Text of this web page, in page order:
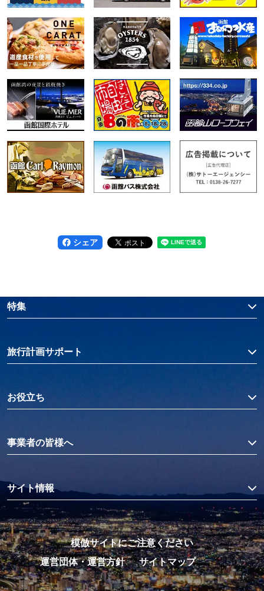
シェア
特集
旅行計画サポート
お役立ち
事業者の皆様へ
サイト情報
模倣サイトにご注意ください
運営団体・運営方針
サイトマップ